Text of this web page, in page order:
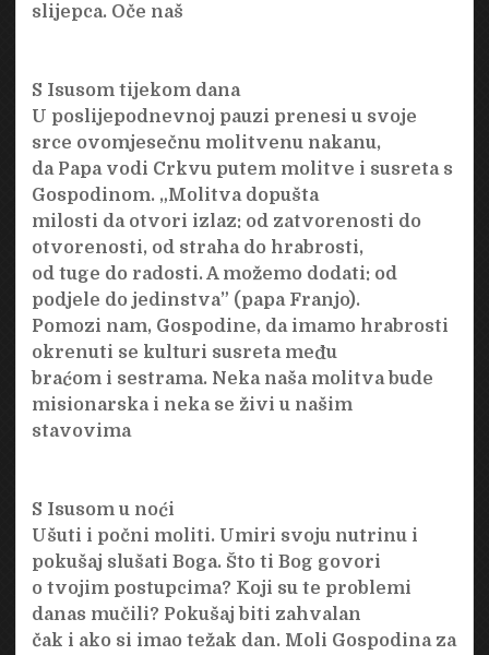
slijepca. Oče naš
S Isusom tijekom dana
U poslijepodnevnoj pauzi prenesi u svoje
srce ovomjesečnu molitvenu nakanu,
da Papa vodi Crkvu putem molitve i susreta s
Gospodinom. „Molitva dopušta
milosti da otvori izlaz: od zatvorenosti do
otvorenosti, od straha do hrabrosti,
od tuge do radosti. A možemo dodati: od
podjele do jedinstva” (papa Franjo).
Pomozi nam, Gospodine, da imamo hrabrosti
okrenuti se kulturi susreta među
braćom i sestrama. Neka naša molitva bude
misionarska i neka se živi u našim
stavovima
S Isusom u noći
Ušuti i počni moliti. Umiri svoju nutrinu i
pokušaj slušati Boga. Što ti Bog govori
o tvojim postupcima? Koji su te problemi
danas mučili? Pokušaj biti zahvalan
čak i ako si imao težak dan. Moli Gospodina za